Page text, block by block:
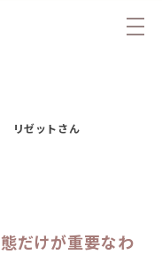
リゼットさん
だけが重要なわ